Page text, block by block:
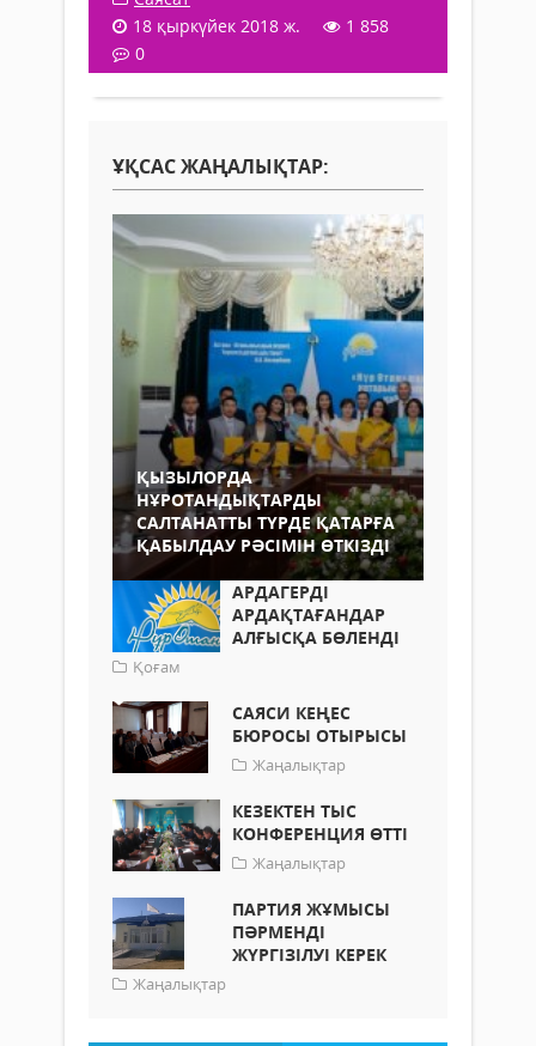
18 қыркүйек 2018 ж.
1 858
0
ҰҚСАС ЖАҢАЛЫҚТАР:
ҚЫЗЫЛОРДА
НҰРОТАНДЫҚТАРДЫ
САЛТАНАТТЫ ТҮРДЕ ҚАТАРҒА
ҚАБЫЛДАУ РӘСІМІН ӨТКІЗДІ
АРДАГЕРДІ
АРДАҚТАҒАНДАР
АЛҒЫСҚА БӨЛЕНДІ
Қоғам
САЯСИ КЕҢЕС
БЮРОСЫ ОТЫРЫСЫ
Жаңалықтар
КЕЗЕКТЕН ТЫС
КОНФЕРЕНЦИЯ ӨТТІ
Жаңалықтар
ПАРТИЯ ЖҰМЫСЫ
ПӘРМЕНДІ
ЖҮРГІЗІЛУІ КЕРЕК
Жаңалықтар